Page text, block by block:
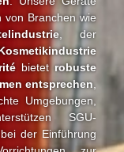
von Branchen wie
, der
bietetrobuste
entsprechen,
Umgebungen,
SGU-
der Einführung